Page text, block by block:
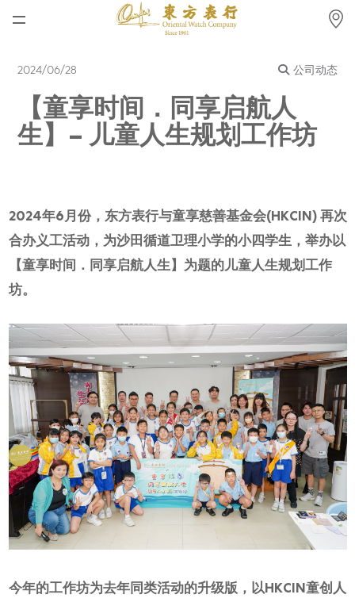
最新消息
腕表资讯
公司动态
劳力士中古表认证
帝舵表
店铺位置
网上商店
中国内地
香港特别行政区
腕表维修
联络我们
会员
注册
2024/06/28 公司动态
【童享时间．同享启航人
生】– 儿童人生规划工作坊
2024年6月份，东方表行与童享慈善基金会(HKCIN) 再次
合办义工活动，为沙田循道卫理小学的小四学生，举办以
【童享时间．同享启航人生】 为题的儿童人生规划工作
坊。
今年的工作坊为去年同类活动的升级版，以HKCIN童创人